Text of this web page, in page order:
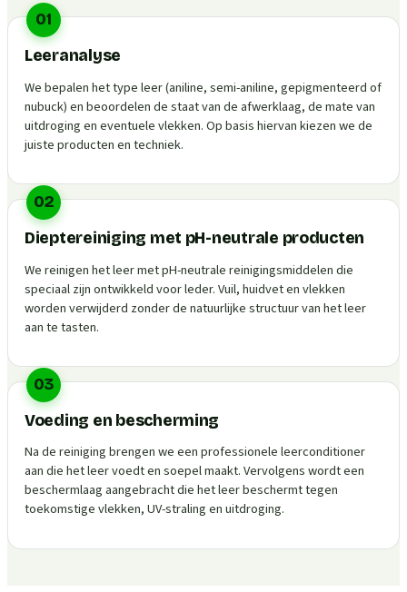
01
Leeranalyse
We bepalen het type leer (aniline, semi-aniline, gepigmenteerd of
nubuck) en beoordelen de staat van de afwerklaag, de mate van
uitdroging en eventuele vlekken. Op basis hiervan kiezen we de
juiste producten en techniek.
02
Dieptereiniging met pH-neutrale producten
We reinigen het leer met pH-neutrale reinigingsmiddelen die
speciaal zijn ontwikkeld voor leder. Vuil, huidvet en vlekken
worden verwijderd zonder de natuurlijke structuur van het leer
aan te tasten.
03
Voeding en bescherming
Na de reiniging brengen we een professionele leerconditioner
aan die het leer voedt en soepel maakt. Vervolgens wordt een
beschermlaag aangebracht die het leer beschermt tegen
toekomstige vlekken, UV-straling en uitdroging.